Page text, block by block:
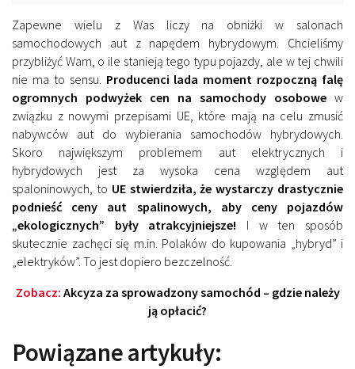
Zapewne wielu z Was liczy na obniżki w salonach
samochodowych aut z napędem hybrydowym. Chcieliśmy
przybliżyć Wam, o ile stanieją tego typu pojazdy, ale w tej chwili
nie ma to sensu. Producenci lada moment rozpoczną falę
ogromnych podwyżek cen na samochody osobowe w
związku z nowymi przepisami UE, które mają na celu zmusić
nabywców aut do wybierania samochodów hybrydowych.
Skoro największym problemem aut elektrycznych i
hybrydowych jest za wysoka cena względem aut
spaloninowych, to UE stwierdziła, że wystarczy drastycznie
podnieść ceny aut spalinowych, aby ceny pojazdów
„ekologicznych” były atrakcyjniejsze! I w ten sposób
skutecznie zachęci się m.in. Polaków do kupowania „hybryd” i
„elektryków”. To jest dopiero bezczelność.
Zobacz: Akcyza za sprowadzony samochód – gdzie należy
ją opłacić?
Powiązane artykuły: